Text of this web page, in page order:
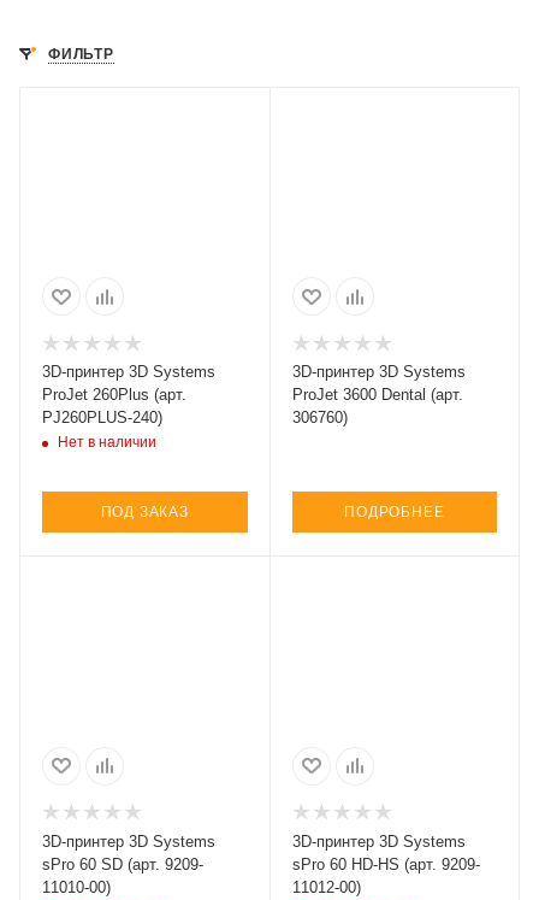
ФИЛЬТР
3D-принтер 3D Systems
ProJet 260Plus (арт.
PJ260PLUS-240)
Нет в наличии
ПОД ЗАКАЗ
3D-принтер 3D Systems
ProJet 3600 Dental (арт.
306760)
ПОДРОБНЕЕ
3D-принтер 3D Systems
sPro 60 SD (арт. 9209-
11010-00)
3D-принтер 3D Systems
sPro 60 HD-HS (арт. 9209-
11012-00)